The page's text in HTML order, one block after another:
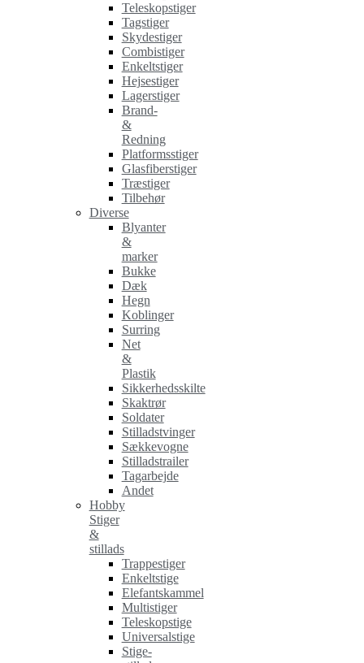
Teleskopstiger
Tagstiger
Skydestiger
Combistiger
Enkeltstiger
Hejsestiger
Lagerstiger
Brand-
&
Redning
Platformsstiger
Glasfiberstiger
Træstiger
Tilbehør
Diverse
Blyanter
&
marker
Bukke
Dæk
Hegn
Koblinger
Surring
Net
&
Plastik
Sikkerhedsskilte
Skaktrør
Soldater
Stilladstvinger
Sækkevogne
Stilladstrailer
Tagarbejde
Andet
Hobby
Stiger
&
stillads
Trappestiger
Enkeltstige
Elefantskammel
Multistiger
Teleskopstige
Universalstige
Stige-